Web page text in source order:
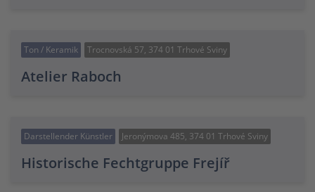
Ton / Keramik Trocnovská 57, 374 01 Trhové Sviny
Atelier Raboch
Darstellender Künstler Jeronýmova 485, 374 01 Trhové Sviny
Historische Fechtgruppe Frejíř